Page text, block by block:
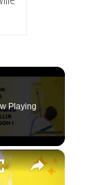
Playing
×